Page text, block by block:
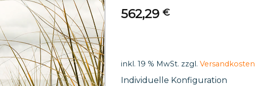
562,29 €
inkl. 19 % MwSt. zzgl. Versandkosten
Individuelle Konfiguration